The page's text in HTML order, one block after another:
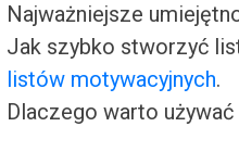
Najważniejsze
Jak szybko stworzyć
listów motywacyjnych.
Dlaczego warto używać